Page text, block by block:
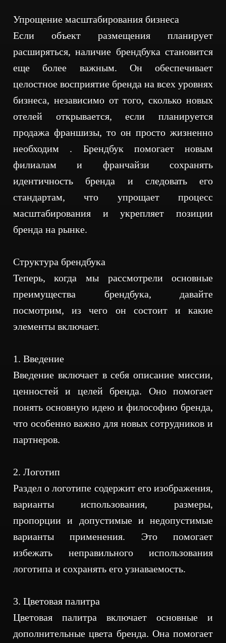
Упрощение масштабирования бизнеса
Если объект размещения планирует
расширяться, наличие брендбука становится
еще более важным. Он обеспечивает
целостное восприятие бренда на всех уровнях
бизнеса, независимо от того, сколько новых
отелей открывается, если планируется
продажа франшизы, то он просто жизненно
необходим . Брендбук помогает новым
филиалам и франчайзи сохранять
идентичность бренда и следовать его
стандартам, что упрощает процесс
масштабирования и укрепляет позиции
бренда на рынке.
Структура брендбука
Теперь, когда мы рассмотрели основные
преимущества брендбука, давайте
посмотрим, из чего он состоит и какие
элементы включает.
1. Введение
Введение включает в себя описание миссии,
ценностей и целей бренда. Оно помогает
понять основную идею и философию бренда,
что особенно важно для новых сотрудников и
партнеров.
2. Логотип
Раздел о логотипе содержит его изображения,
варианты использования, размеры,
пропорции и допустимые и недопустимые
варианты применения. Это помогает
избежать неправильного использования
логотипа и сохранять его узнаваемость.
3. Цветовая палитра
Цветовая палитра включает основные и
дополнительные цвета бренда. Она помогает